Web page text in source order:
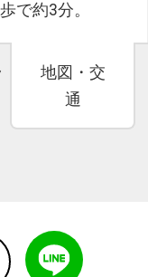
で約3分。
地図・交
通